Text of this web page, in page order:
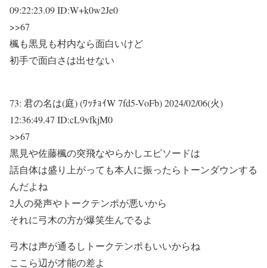
09:22:23.09 ID:W+k0w2Je0
>>67
楓も黒見も村内なら面白いけど
初手で面白さは出せない
73: 君の名は(庭) (ﾜｯﾁｮｲW 7fd5-VoFb)2024/02/06(火)
12:36:49.47 ID:cL9vfkjM0
>>67
黒見や佐藤楓の突飛なやらかしエピソードは
話自体は盛り上がっても本人に振ったらトーンダウンする
んだよね
2人の発声やトークテンポが悪いから
それに弓木の方が爆笑生んでるよ
弓木は声が通るしトークテンポもいいからね
ここら辺が才能の差よ